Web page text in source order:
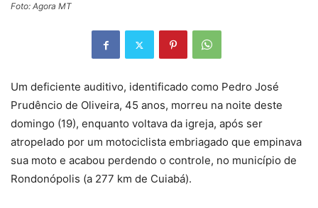
Foto: Agora MT
Um deficiente auditivo, identificado como Pedro José
Prudêncio de Oliveira, 45 anos, morreu na noite deste
domingo (19), enquanto voltava da igreja, após ser
atropelado por um motociclista embriagado que empinava
sua moto e acabou perdendo o controle, no município de
Rondonópolis (a 277 km de Cuiabá).